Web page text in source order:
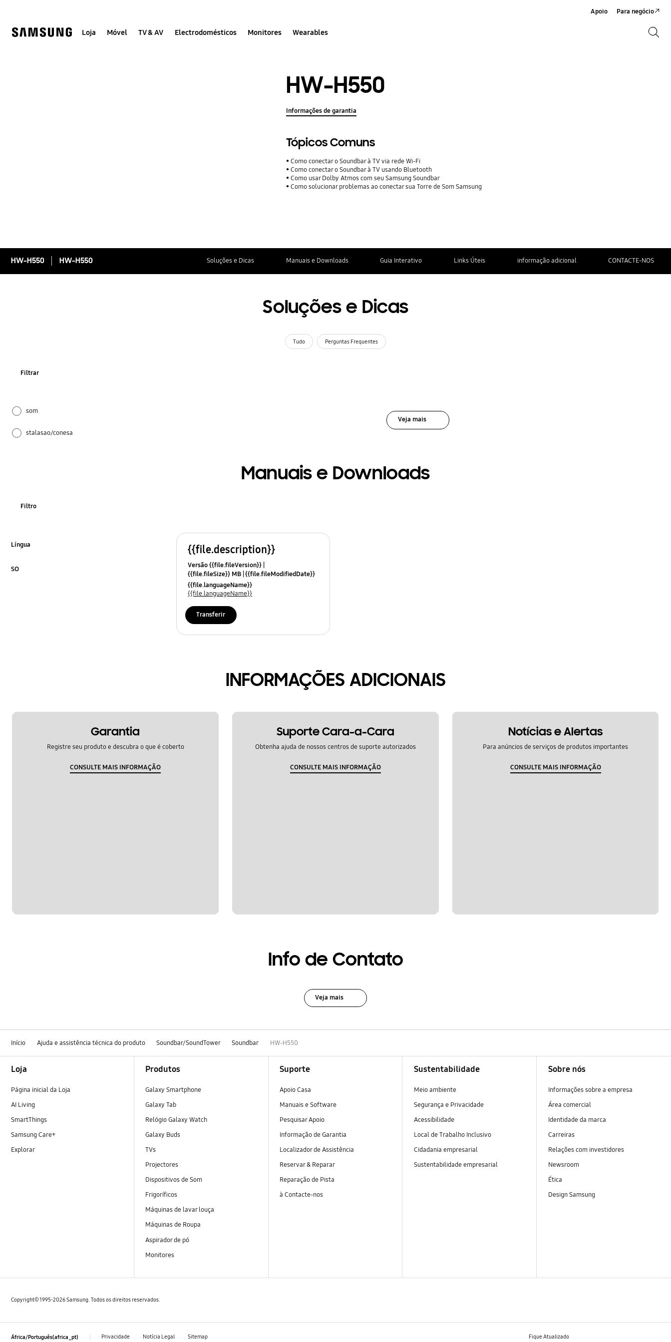
help
Loja Móvel TV & AV Electrodomésticos Monitores Wearables
Apoio Para negócio
HW-H550
Informações de garantia
Tópicos Comuns
Como conectar o Soundbar à TV via rede Wi-Fi
Como conectar o Soundbar à TV usando Bluetooth
Como usar Dolby Atmos com seu Samsung Soundbar
Como solucionar problemas ao conectar sua Torre de Som Samsung
HW-H550 HW-H550 Soluções e Dicas Manuais e Downloads Guia Interativo Links Úteis informação adicional CONTACTE-NOS
Soluções e Dicas
Tudo Perguntas Frequentes
Filtrar
som
stalasao/conesa
Veja mais
Manuais e Downloads
Filtro
Língua
SO
{{file.description}}
Versão {{file.fileVersion}}
{{file.fileSize}} MB {{file.fileModifiedDate}}
{{file.osNames}}
{{file.languageName}}
{{file.languageName}}
Transferir
INFORMAÇÕES ADICIONAIS
Garantia
Registre seu produto e descubra o que é coberto
CONSULTE MAIS INFORMAÇÃO
Suporte Cara-a-Cara
Obtenha ajuda de nossos centros de suporte autorizados
CONSULTE MAIS INFORMAÇÃO
Notícias e Alertas
Para anúncios de serviços de produtos importantes
CONSULTE MAIS INFORMAÇÃO
Info de Contato
Veja mais
Início Ajuda e assistência técnica do produto Soundbar/SoundTower Soundbar HW-H550
Loja
Página inicial da Loja
AI Living
SmartThings
Samsung Care+
Explorar
Produtos
Galaxy Smartphone
Galaxy Tab
Relógio Galaxy Watch
Galaxy Buds
TVs
Projectores
Dispositivos de Som
Frigoríficos
Máquinas de lavar louça
Máquinas de Roupa
Aspirador de pó
Monitores
Suporte
Apoio Casa
Manuais e Software
Pesquisar Apoio
Informação de Garantia
Localizador de Assistência
Reservar & Reparar
Reparação de Pista
à Contacte-nos
Sustentabilidade
Meio ambiente
Segurança e Privacidade
Acessibilidade
Local de Trabalho Inclusivo
Cidadania empresarial
Sustentabilidade empresarial
Sobre nós
Informações sobre a empresa
Área comercial
Identidade da marca
Carreiras
Relações com investidores
Newsroom
Ética
Design Samsung
Copyright© 1995-2026 Samsung. Todos os direitos reservados.
África/Português(africa_pt) Privacidade Notícia Legal Sitemap Fique Atualizado